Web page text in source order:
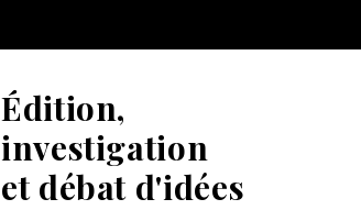
Édition,
investigation
et débat d'idées